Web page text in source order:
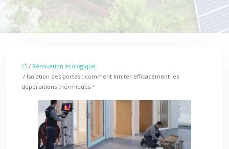
/ Rénovation écologique
/ Isolation des portes : comment limiter efficacement les
déperditions thermiques ?